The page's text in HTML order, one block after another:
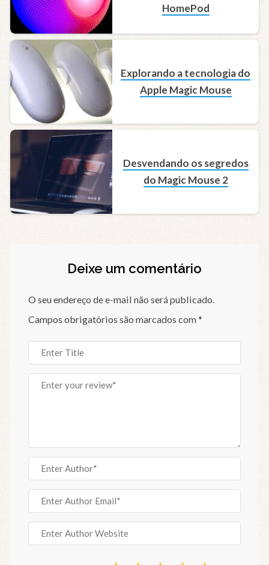
HomePod
Explorando a tecnologia do
Apple Magic Mouse
Desvendando os segredos
do Magic Mouse 2
Deixe um comentário
O seu endereço de e-mail não será publicado.
Campos obrigatórios são marcados com*